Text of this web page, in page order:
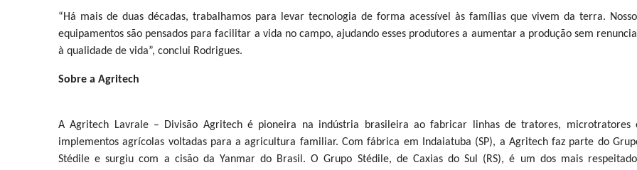
“Há mais de duas décadas, trabalhamos para levar tecnologia de forma acessível às famílias que vivem da terra.
equipamentos são pensados para facilitar a vida no campo, ajudando esses produtores a aumentar a produção sem
à qualidade de vida”, conclui Rodrigues.
Sobre a Agritech
A Agritech Lavrale – Divisão Agritech é pioneira na indústria brasileira ao fabricar linhas de tratores, microtratores
implementos agrícolas voltadas para a agricultura familiar. Com fábrica em Indaiatuba (SP), a Agritech faz parte do
Stédile e surgiu com a cisão da Yanmar do Brasil. O Grupo Stédile, de Caxias do Sul (RS), é um dos mais